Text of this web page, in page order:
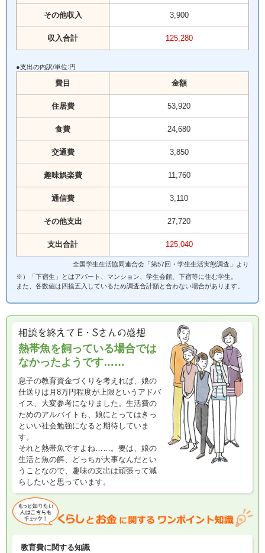
その他収入 3,900
収入合計 125,280
●支出の内訳/単位:円
費目 金額
住居費 53,920
食費 24,680
交通費 3,850
趣味娯楽費 11,760
通信費 3,110
その他支出 27,720
支出合計 125,040
全国学生生活協同連合会「第57回・学生生活実態調査」より
※）「下宿生」とはアパート、マンション、学生会館、下宿等に住む学生。
また、各数値は四捨五入しているため調査合計額と合わない場合があります。
熱帯魚を飼っている場合では
なかったようです……
息子の教育資金づくりを考えれば、娘の
仕送りは月8万円程度が上限というアドバ
イス、大変参考になりました。生活費の
ためのアルバイトも、娘にとってはきっ
といい社会勉強になると期待していま
す。
それと熱帯魚ですよね……。要は、娘の
生活と魚の餌、どっちが大事なんだとい
うことなので、趣味の支出は頑張って減
らしたいと思っています。
教育費に関する知識